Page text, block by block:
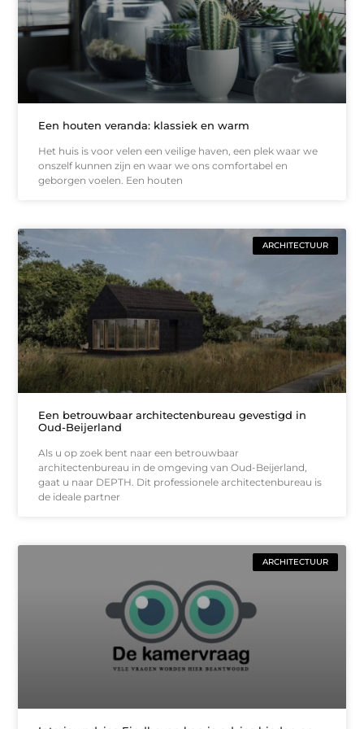
Een houten veranda: klassiek en warm
Het huis is voor velen een veilige haven, een plek waar we
onszelf kunnen zijn en waar we ons comfortabel en
geborgen voelen. Een houten
ARCHITECTUUR
Een betrouwbaar architectenbureau gevestigd in
Oud-Beijerland
Als u op zoek bent naar een betrouwbaar
architectenbureau in de omgeving van Oud-Beijerland,
gaat u naar DEPTH. Dit professionele architectenbureau is
de ideale partner
ARCHITECTUUR